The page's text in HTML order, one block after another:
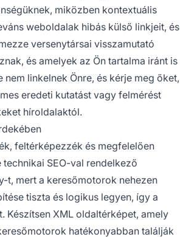
miközben kontextuális
weboldalak hibás külső linkjeit, és
versenytársai visszamutató
és amelyek az Ön tartalma iránt is
linkelnek Önre, és kérje meg őket,
eredeti kutatást vagy felmérést
híroldalaktól.
feltérképezzék és megfelelően
SEO-val rendelkező
t, mert a keresőmotorok nehezen
tiszta és logikus legyen, így a
Készítsen XML oldaltérképet, amely
hatékonyabban találják